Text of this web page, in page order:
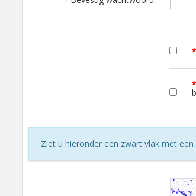
Ziet u hieronder een zwart vlak met